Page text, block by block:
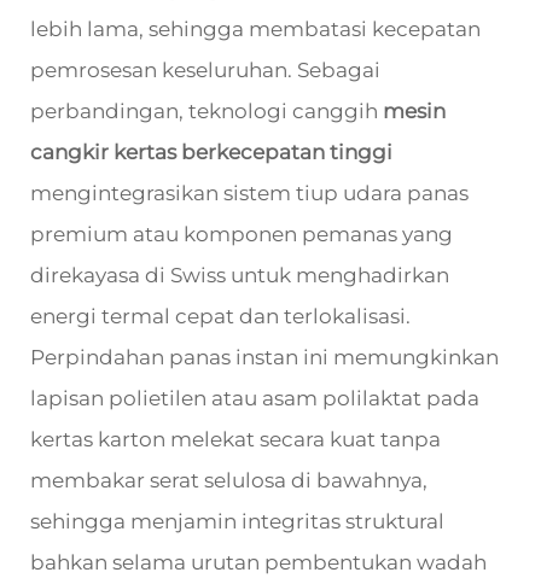
lebih lama, sehingga membatasi kecepatan
pemrosesan keseluruhan. Sebagai
perbandingan, teknologi canggih mesin
cangkir kertas berkecepatan tinggi
mengintegrasikan sistem tiup udara panas
premium atau komponen pemanas yang
direkayasa di Swiss untuk menghadirkan
energi termal cepat dan terlokalisasi.
Perpindahan panas instan ini memungkinkan
lapisan polietilen atau asam polilaktat pada
kertas karton melekat secara kuat tanpa
membakar serat selulosa di bawahnya,
sehingga menjamin integritas struktural
bahkan selama urutan pembentukan wadah